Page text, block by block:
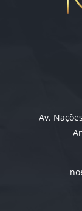
Av.